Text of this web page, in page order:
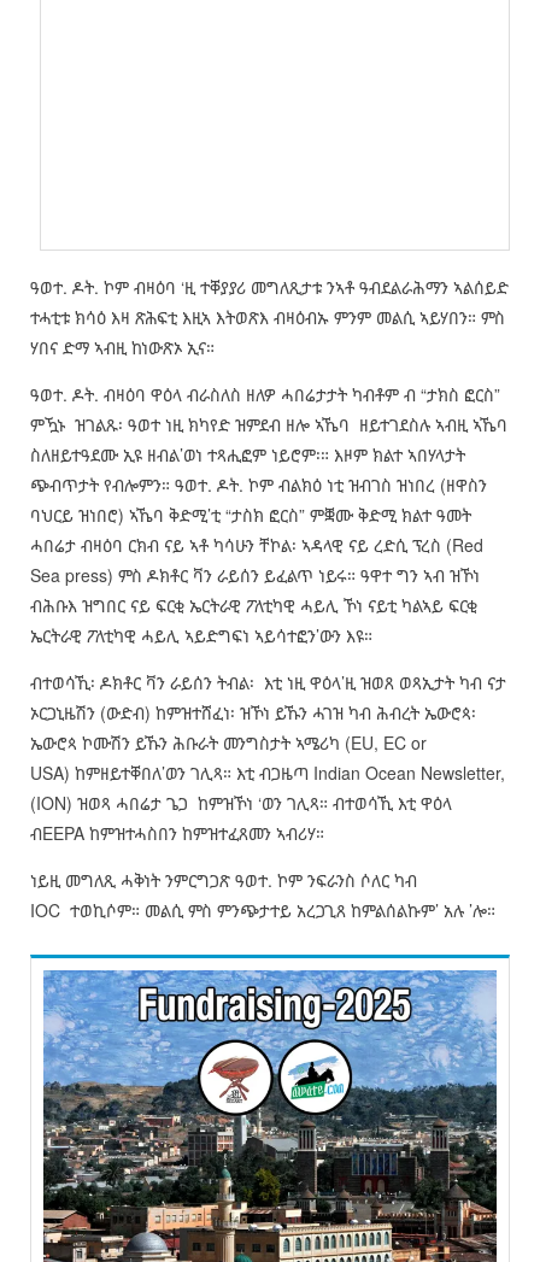
ዓወተ. ዶት. ኮም ብዛዕባ ‘ዚ ተቐያያሪ መግለጺታቱ ንኣቶ ዓብደልራሕማን ኣልሰይድ
ተሓቲቱ ክሳዕ እዛ ጽሕፍቲ እዚኣ እትወጽእ ብዛዕብኡ ምንም መልሲ ኣይሃበን። ምስ
ሃበና ድማ ኣብዚ ከነውጽኦ ኢና።
ዓወተ. ዶት. ብዛዕባ ዋዕላ ብራስለስ ዘለዎ ሓበሬታታት ካብቶም ብ “ታክስ ፎርስ”
ምዃኑ ዝገልጹ፡ ዓወተ ነዚ ክካየድ ዝምደብ ዘሎ ኣኼባ ዘይተገደስሉ ኣብዚ ኣኼባ
ስለዘይተዓደሙ ኢዩ ዘብል’ወነ ተጻሒፎም ነይሮም፡። እዞም ክልተ ኣበሃላታት
ጭብጥታት የብሎምን። ዓወተ. ዶት. ኮም ብልክዕ ነቲ ዝብገስ ዝነበረ (ዘዋስን
ባህርይ ዝነበሮ) ኣኼባ ቅድሚ’ቲ “ታስክ ፎርስ” ምቛሙ ቅድሚ ክልተ ዓመት
ሓበሬታ ብዛዕባ ርክብ ናይ ኣቶ ካሳሁን ቸኮል፡ ኣዳላዊ ናይ ረድሲ ፕረስ (Red
Sea press) ምስ ዶክቶር ቫን ራይሰን ይፈልጥ ነይሩ። ዓዋተ ግን ኣብ ዝኾነ
ብሕቡእ ዝግበር ናይ ፍርቂ ኤርትራዊ ፖለቲካዊ ሓይሊ ኾነ ናይቲ ካልኣይ ፍርቂ
ኤርትራዊ ፖለቲካዊ ሓይሊ ኣይድግፍነ ኣይሳተፎን’ውን እዩ።
ብተወሳኺ፡ ዶክቶር ቫን ራይሰን ትብል፡ እቲ ነዚ ዋዕላ’ዚ ዝወጸ ወጻኢታት ካብ ናታ
ኦርጋኒዜሽን (ውድብ) ከምዝተሸፈነ፡ ዝኾነ ይኹን ሓገዝ ካብ ሕብረት ኤውሮጳ፡
ኤውሮጳ ኮሙሽን ይኹን ሕቡራት መንግስታት ኣሜሪካ (EU, EC or
USA) ከምዘይተቐበለ’ወን ገሊጻ። እቲ ብጋዜጣ Indian Ocean Newsletter,
(ION) ዝወጻ ሓበሬታ ጌጋ ከምዝኾነ ‘ወን ገሊጻ። ብተወሳኺ እቲ ዋዕላ
ብEEPA ከምዝተሓስበን ከምዝተፈጸመን ኣብሪሃ።
ነይዚ መግለጺ ሓቅነት ንምርግጋጽ ዓወተ. ኮም ንፍራንስ ሶለር ካብ
IOC ተወኪሶም። መልሲ ምስ ምንጭታተይ አረጋጊጸ ከምልሰልኩም’ አሉ ’ሎ።